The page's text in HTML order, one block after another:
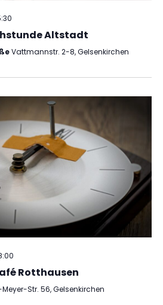
Altstadt
Vattmannstr. 2-8, Gelsenkirchen
Rotthausen
Str. 56, Gelsenkirchen